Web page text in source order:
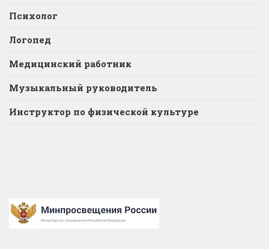
Психолог
Логопед
Медицинский работник
Музыкальный руководитель
Инструктор по физической культуре